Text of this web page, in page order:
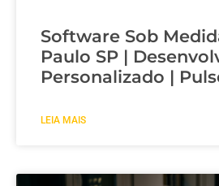
Software Sob
Paulo SP |
Personalizado |
LEIA MAIS